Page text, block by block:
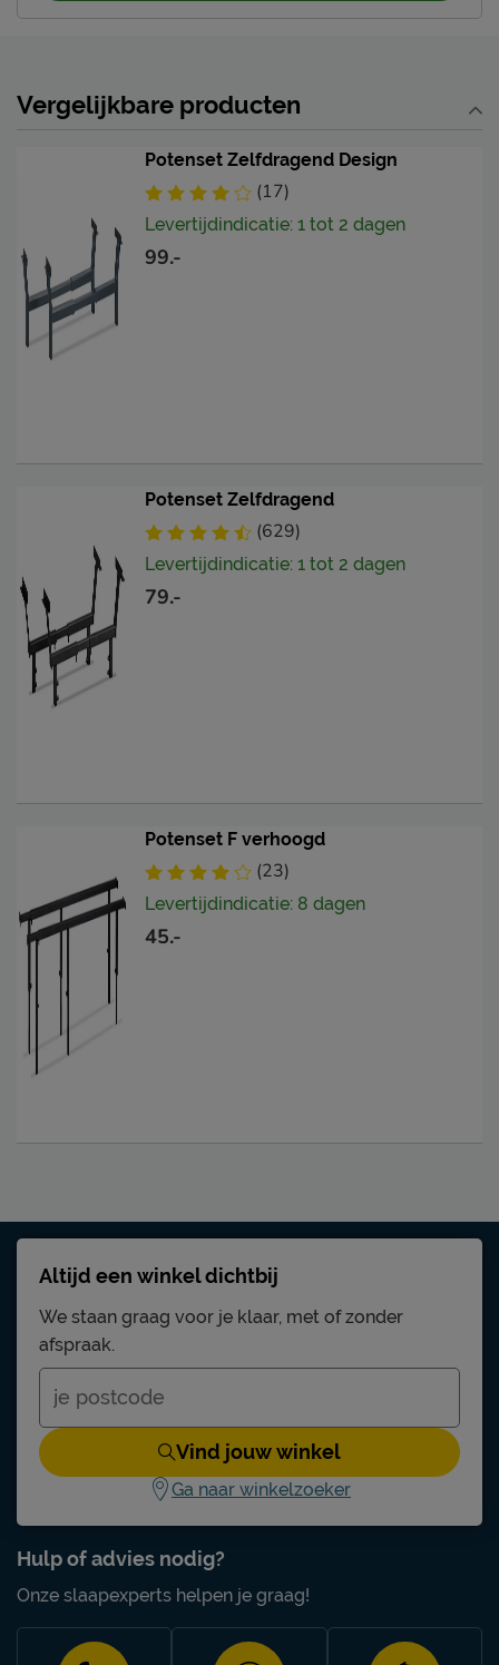
Vergelijkbare producten
Potenset Zelfdragend Design
(17)
Levertijdindicatie: 1 tot 2 dagen
99.-
Potenset Zelfdragend
(629)
Levertijdindicatie: 1 tot 2 dagen
79.-
Potenset F verhoogd
(23)
Levertijdindicatie: 8 dagen
45.-
Hulp of advies nodig?
Onze slaapexperts helpen je graag!
Altijd een winkel dichtbij
We staan graag voor je klaar, met of zonder
afspraak.
Vind jouw winkel
Ga naar winkelzoeker